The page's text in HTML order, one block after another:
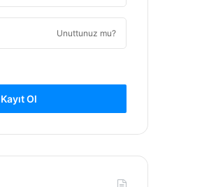
Unuttunuz mu?
Kayıt Ol